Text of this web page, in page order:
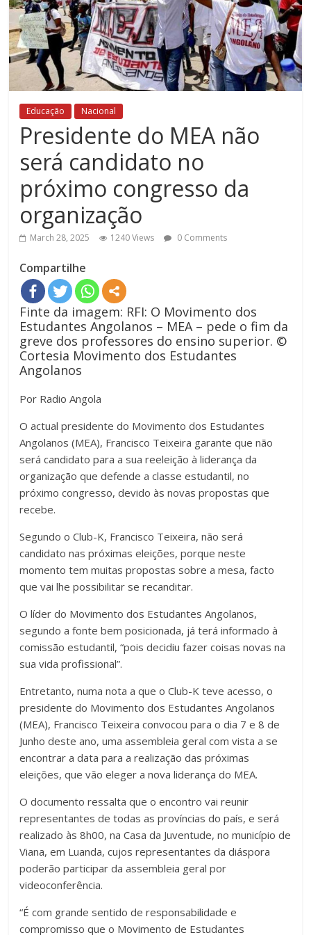
Educação Nacional
Presidente do MEA não
será candidato no
próximo congresso da
organização
March 28, 2025 1240 Views 0 Comments
Compartilhe
Finte da imagem: RFI: O Movimento dos
Estudantes Angolanos – MEA – pede o fim da
greve dos professores do ensino superior. ©
Cortesia Movimento dos Estudantes
Angolanos
Por Radio Angola
O actual presidente do Movimento dos Estudantes
Angolanos (MEA), Francisco Teixeira garante que não
será candidato para a sua reeleição à liderança da
organização que defende a classe estudantil, no
próximo congresso, devido às novas propostas que
recebe.
Segundo o Club-K, Francisco Teixeira, não será
candidato nas próximas eleições, porque neste
momento tem muitas propostas sobre a mesa, facto
que vai lhe possibilitar se recanditar.
O líder do Movimento dos Estudantes Angolanos,
segundo a fonte bem posicionada, já terá informado à
comissão estudantil, “pois decidiu fazer coisas novas na
sua vida profissional”.
Entretanto, numa nota a que o Club-K teve acesso, o
presidente do Movimento dos Estudantes Angolanos
(MEA), Francisco Teixeira convocou para o dia 7 e 8 de
Junho deste ano, uma assembleia geral com vista a se
encontrar a data para a realização das próximas
eleições, que vão eleger a nova liderança do MEA.
O documento ressalta que o encontro vai reunir
representantes de todas as províncias do país, e será
realizado às 8h00, na Casa da Juventude, no município de
Viana, em Luanda, cujos representantes da diáspora
poderão participar da assembleia geral por
videoconferência.
“É com grande sentido de responsabilidade e
compromisso que o Movimento de Estudantes